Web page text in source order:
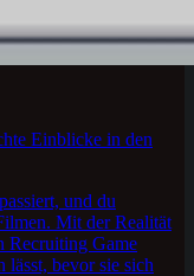
Einblicke in den
und du
Mit der Realität
Recruiting Game
lässt, bevor sie sich